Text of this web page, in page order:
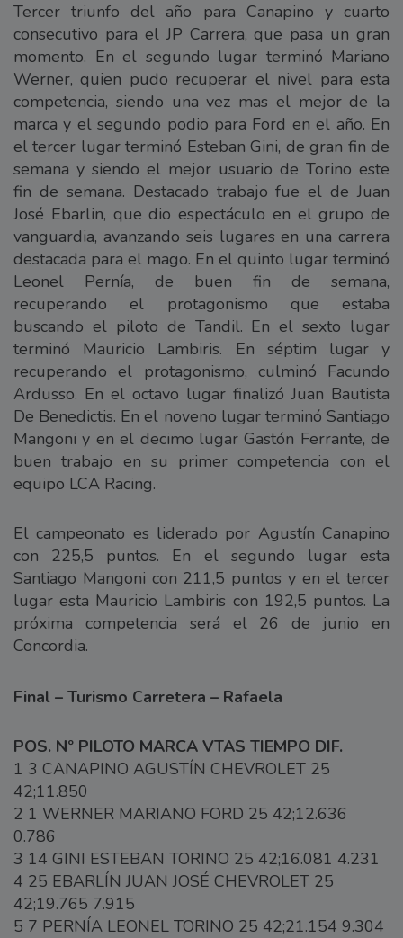
Tercer triunfo del año para Canapino y cuarto
consecutivo para el JP Carrera, que pasa un gran
momento. En el segundo lugar terminó Mariano
Werner, quien pudo recuperar el nivel para esta
competencia, siendo una vez mas el mejor de la
marca y el segundo podio para Ford en el año. En
el tercer lugar terminó Esteban Gini, de gran fin de
semana y siendo el mejor usuario de Torino este
fin de semana. Destacado trabajo fue el de Juan
José Ebarlin, que dio espectáculo en el grupo de
vanguardia, avanzando seis lugares en una carrera
destacada para el mago. En el quinto lugar terminó
Leonel Pernía, de buen fin de semana,
recuperando el protagonismo que estaba
buscando el piloto de Tandil. En el sexto lugar
terminó Mauricio Lambiris. En séptim lugar y
recuperando el protagonismo, culminó Facundo
Ardusso. En el octavo lugar finalizó Juan Bautista
De Benedictis. En el noveno lugar terminó Santiago
Mangoni y en el decimo lugar Gastón Ferrante, de
buen trabajo en su primer competencia con el
equipo LCA Racing.
El campeonato es liderado por Agustín Canapino
con 225,5 puntos. En el segundo lugar esta
Santiago Mangoni con 211,5 puntos y en el tercer
lugar esta Mauricio Lambiris con 192,5 puntos. La
próxima competencia será el 26 de junio en
Concordia.
Final – Turismo Carretera – Rafaela
POS. Nº PILOTO MARCA VTAS TIEMPO DIF.
1 3 CANAPINO AGUSTÍN CHEVROLET 25
42;11.850
2 1 WERNER MARIANO FORD 25 42;12.636
0.786
3 14 GINI ESTEBAN TORINO 25 42;16.081 4.231
4 25 EBARLÍN JUAN JOSÉ CHEVROLET 25
42;19.765 7.915
5 7 PERNÍA LEONEL TORINO 25 42;21.154 9.304